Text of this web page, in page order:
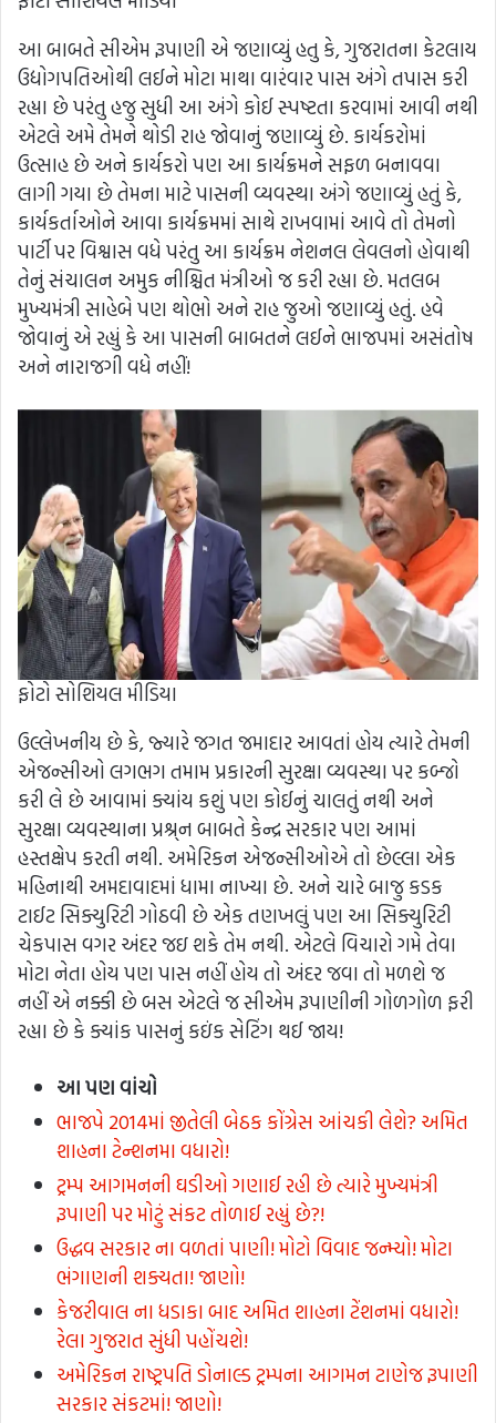
આ બાબતે સીએમ રૂપાણી એ જણાવ્યું હતુ કે, ગુજરાતના કેટલાય
ઉદ્યોગપતિઓથી લઈને મોટા માથા વારંવાર પાસ અંગે તપાસ કરી
રહ્યા છે પરંતુ હજુ સુધી આ અંગે કોઈ સ્પષ્ટતા કરવામાં આવી નથી
એટલે અમે તેમને થોડી રાહ જોવાનું જણાવ્યું છે. કાર્યકરોમાં
ઉત્સાહ છે અને કાર્યકરો પણ આ કાર્યક્રમને સફળ બનાવવા
લાગી ગયા છે તેમના માટે પાસની વ્યવસ્થા અંગે જણાવ્યું હતું કે,
કાર્યકર્તાઓને આવા કાર્યક્રમમાં સાથે રાખવામાં આવે તો તેમનો
પાર્ટી પર વિશ્વાસ વધે પરંતુ આ કાર્યક્રમ નેશનલ લેવલનો હોવાથી
તેનું સંચાલન અમુક નીશ્ચિત મંત્રીઓ જ કરી રહ્યા છે. મતલબ
મુખ્યમંત્રી સાહેબે પણ થોભો અને રાહ જુઓ જણાવ્યું હતું. હવે
જોવાનું એ રહ્યું કે આ પાસની બાબતને લઈને ભાજપમાં અસંતોષ
અને નારાજગી વધે નહીં!
ફોટો સોશિયલ મીડિયા
ઉલ્લેખનીય છે કે, જ્યારે જગત જમાદાર આવતાં હોય ત્યારે તેમની
એજન્સીઓ લગભગ તમામ પ્રકારની સુરક્ષા વ્યવસ્થા પર કબ્જો
કરી લે છે આવામાં ક્યાંય કશું પણ કોઈનું ચાલતું નથી અને
સુરક્ષા વ્યવસ્થાના પ્રશ્ર્ન બાબતે કેન્દ્ર સરકાર પણ આમાં
હસ્તક્ષેપ કરતી નથી. અમેરિકન એજન્સીઓએ તો છેલ્લા એક
મહિનાથી અમદાવાદમાં ધામા નાખ્યા છે. અને ચારે બાજુ કડક
ટાઈટ સિક્યુરિટી ગોઠવી છે એક તણખલું પણ આ સિક્યુરિટી
ચેકપાસ વગર અંદર જઇ શકે તેમ નથી. એટલે વિચારો ગમે તેવા
મોટા નેતા હોય પણ પાસ નહીં હોય તો અંદર જવા તો મળશે જ
નહીં એ નક્કી છે બસ એટલે જ સીએમ રૂપાણીની ગોળગોળ ફરી
રહ્યા છે કે ક્યાંક પાસનું કઇંક સેટિંગ થઈ જાય!
આપણ વાંચો
ભાજપે 2014માં જીતેલી બેઠક કોંગ્રેસ આંચકી લેશે? અમિત
શાહના ટેન્શનમા વધારો!
ટ્રમ્પ આગમનની ઘડીઓ ગણાઈ રહી છે ત્યારે મુખ્યમંત્રી
રૂપાણી પર મોટું સંકટ તોળાઈ રહ્યું છે?!
ઉદ્ધવ સરકાર ના વળતાં પાણી! મોટો વિવાદ જન્મ્યો! મોટા
ભંગાણની શક્યતા! જાણો!
કેજરીવાલ ના ધડાકા બાદ અમિત શાહના ટેંશનમાં વધારો!
રેલા ગુજરાત સુંધી પહોંચશે!
અમેરિકન રાષ્ટ્રપતિ ડોનાલ્ડ ટ્રમ્પના આગમન ટાણેજ રૂપાણી
સરકાર સંકટમાં! જાણો!